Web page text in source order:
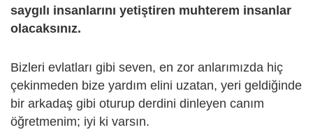
saygılı insanlarını yetiştiren muhterem insanlar
olacaksınız.
Bizleri evlatları gibi seven, en zor anlarımızda hiç
çekinmeden bize yardım elini uzatan, yeri geldiğinde
bir arkadaş gibi oturup derdini dinleyen canım
öğretmenim; iyi ki varsın.